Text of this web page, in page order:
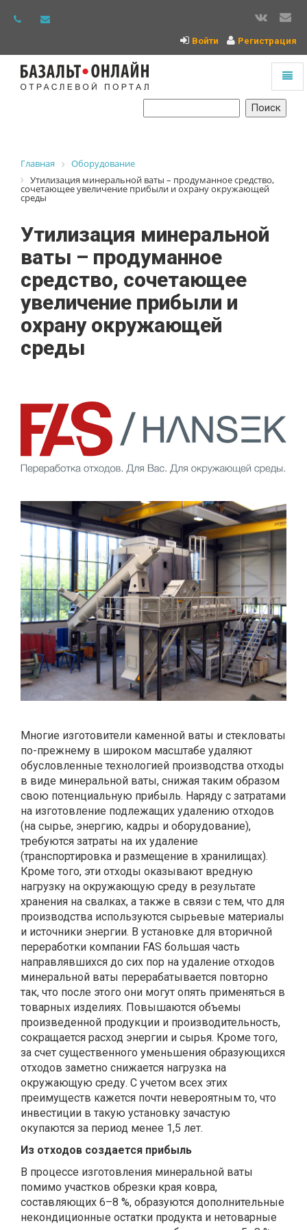
Войти Регистрация
Главная
Оборудование
Утилизация минеральной ваты – продуманное средство,
сочетающее увеличение прибыли и охрану окружающей
среды
Утилизация минеральной
ваты – продуманное
средство, сочетающее
увеличение прибыли и
охрану окружающей
среды
Многие изготовители каменной ваты и стекловаты
по-прежнему в широком масштабе удаляют
обусловленные технологией производства отходы
в виде минеральной ваты, снижая таким образом
свою потенциальную прибыль. Наряду с затратами
на изготовление подлежащих удалению отходов
(на сырье, энергию, кадры и оборудование),
требуются затраты на их удаление
(транспортировка и размещение в хранилищах).
Кроме того, эти отходы оказывают вредную
нагрузку на окружающую среду в результате
хранения на свалках, а также в связи с тем, что для
производства используются сырьевые материалы
и источники энергии. В установке для вторичной
переработки компании FAS большая часть
направлявшихся до сих пор на удаление отходов
минеральной ваты перерабатывается повторно
так, что после этого они могут опять применяться в
товарных изделиях. Повышаются объемы
произведенной продукции и производительность,
сокращается расход энергии и сырья. Кроме того,
за счет существенного уменьшения образующихся
отходов заметно снижается нагрузка на
окружающую среду. С учетом всех этих
преимуществ кажется почти невероятным то, что
инвестиции в такую установку зачастую
окупаются за период менее 1,5 лет.
Из отходов создается прибыль
В процессе изготовления минеральной ваты
помимо участков обрезки края ковра,
составляющих 6–8 %, образуются дополнительные
некондиционные остатки продукта и нетоварные